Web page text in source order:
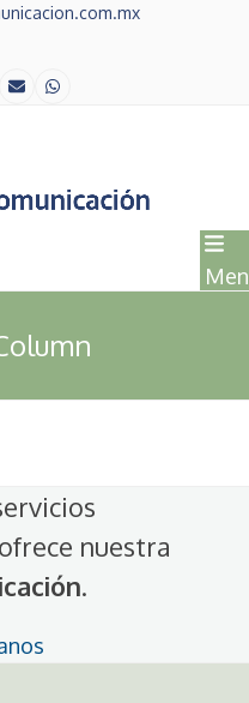
CorreoWhatsapp
nuestra
.